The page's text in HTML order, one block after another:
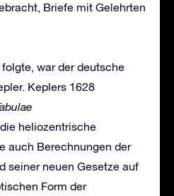
Briefe mit Gelehrten
war der deutsche
Keplers 1628
heliozentrische
auch Berechnungen der
seiner neuen Gesetze auf
Form der